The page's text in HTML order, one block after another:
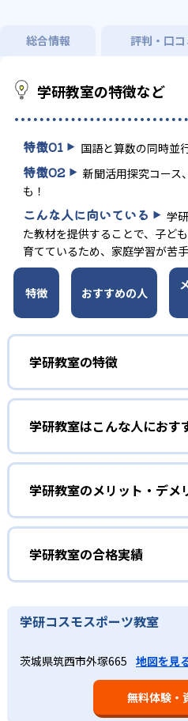
総合情報 評判・口コ
学研教室の特徴など
特徴01 国語と算数の同時並
特徴02
新聞活用探究コース
も！
こんな人に向いている
学
た教材を提供することで、子ど
育てているため、家庭学習が苦
特徴 おすすめの人
学研教室の特徴
01
3歳から高校生まで「無
学研教室は、0･1･2歳から高校
解度を最優先して学習を進め
いることが特徴だ。この「無
のペースで学習することがで
わからないところをしっかり
はどんどん先取り学習を進め
02
生徒それぞれに最適化さ
学研教室の個別指導では、生
しっかり把握した上で学習の出
された学習計画を設計する。
教材を提供すると共に、適切
つレベルアップするスモール
学研教室はこんな人におす
勉強全体の底力
学研教室は、生徒の「わかっ
導を行っている。無理なく学
方式」を採用しており、わか
止まってじっくりと学習する
知識の量などで測りやすい「
に向いている。
算数（数学）と国語の
学研教室では、算数（数学）と
なるものと考え、その指導を
では筋道を立てて考える力の
の土台となる「読む力」「書
学研教室のメリット・デメ
学研教室の合格実績
学研教室の合格実績は、公式
学研コスモスポーツ教室
茨城県筑西市外塚665 地図を見
無料体験・